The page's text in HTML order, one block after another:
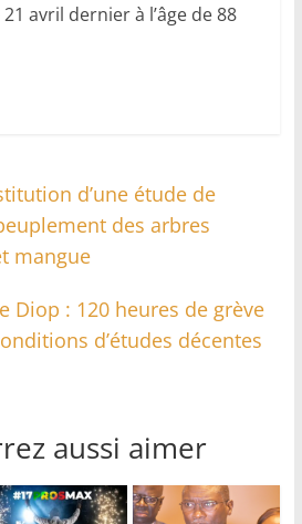
avril dernier à l’âge de 88
d’une étude de
des arbres
mangue
Diop : 120 heures de grève
d’études décentes
aussi aimer